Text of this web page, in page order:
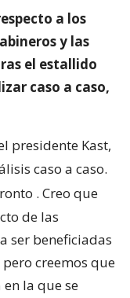
a los
y las
el estallido
caso a caso,
presidente Kast,
caso a caso.
. Creo que
de las
ser beneficiadas
creemos que
la que se